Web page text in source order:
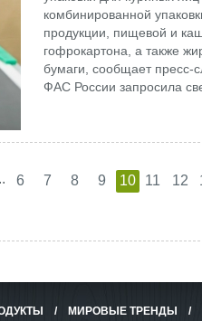
комбинированной
продукции, пищевой и
гофрокартона, а также
бумаги, сообщает пресс-
ФАС России запросила
6 7 8 9 10 11 12
/ МИРОВЫЕ ТРЕНДЫ /